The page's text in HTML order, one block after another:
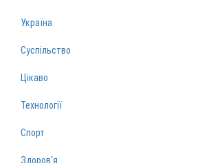
Україна
Суспільство
Цікаво
Технології
Спорт
Здоров‘я